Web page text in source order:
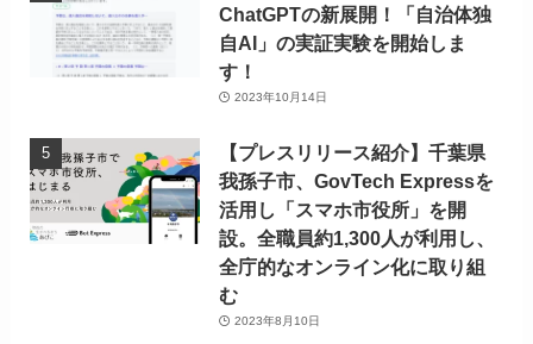
ChatGPTの新展開！「自治体独
自AI」の実証実験を開始しま
す！
2023年10月14日
【プレスリリース紹介】千葉県
我孫子市、GovTech Expressを
活用し「スマホ市役所」を開
設。全職員約1,300人が利用し、
全庁的なオンライン化に取り組
む
2023年8月10日